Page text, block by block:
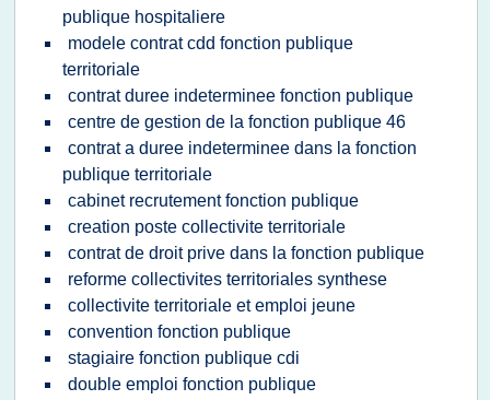
publique hospitaliere
modele contrat cdd fonction publique
territoriale
contrat duree indeterminee fonction publique
centre de gestion de la fonction publique 46
contrat a duree indeterminee dans la fonction
publique territoriale
cabinet recrutement fonction publique
creation poste collectivite territoriale
contrat de droit prive dans la fonction publique
reforme collectivites territoriales synthese
collectivite territoriale et emploi jeune
convention fonction publique
stagiaire fonction publique cdi
double emploi fonction publique